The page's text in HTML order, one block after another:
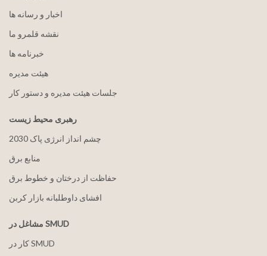
اخبار و رسانه ها
نقشه قلمرو ما
خبرنامه ها
هيئت مدیره
جلسات هیئت مدیره و دستور کار
رهبری محیط زیست
2030 چشم انداز انرژی پاک
منابع برق
حفاظت از درختان و خطوط برق
افشای داوطلبانه بازار کربن
مشاغل در SMUD
کار در SMUD